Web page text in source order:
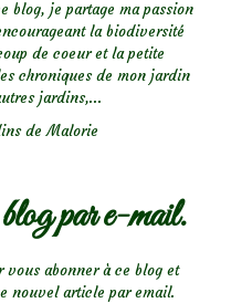
blog, je partage ma passion
la biodiversité
de coeur et la petite
chroniques de mon jardin
jardins,...
de Malorie
par e-mail.
vous abonner à ce blog et
nouvel article par email.